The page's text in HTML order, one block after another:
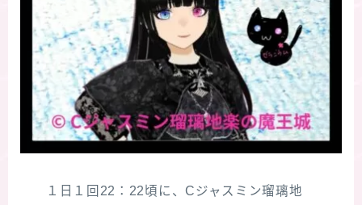
１日１回22：22頃に、Cジャスミン瑠璃地